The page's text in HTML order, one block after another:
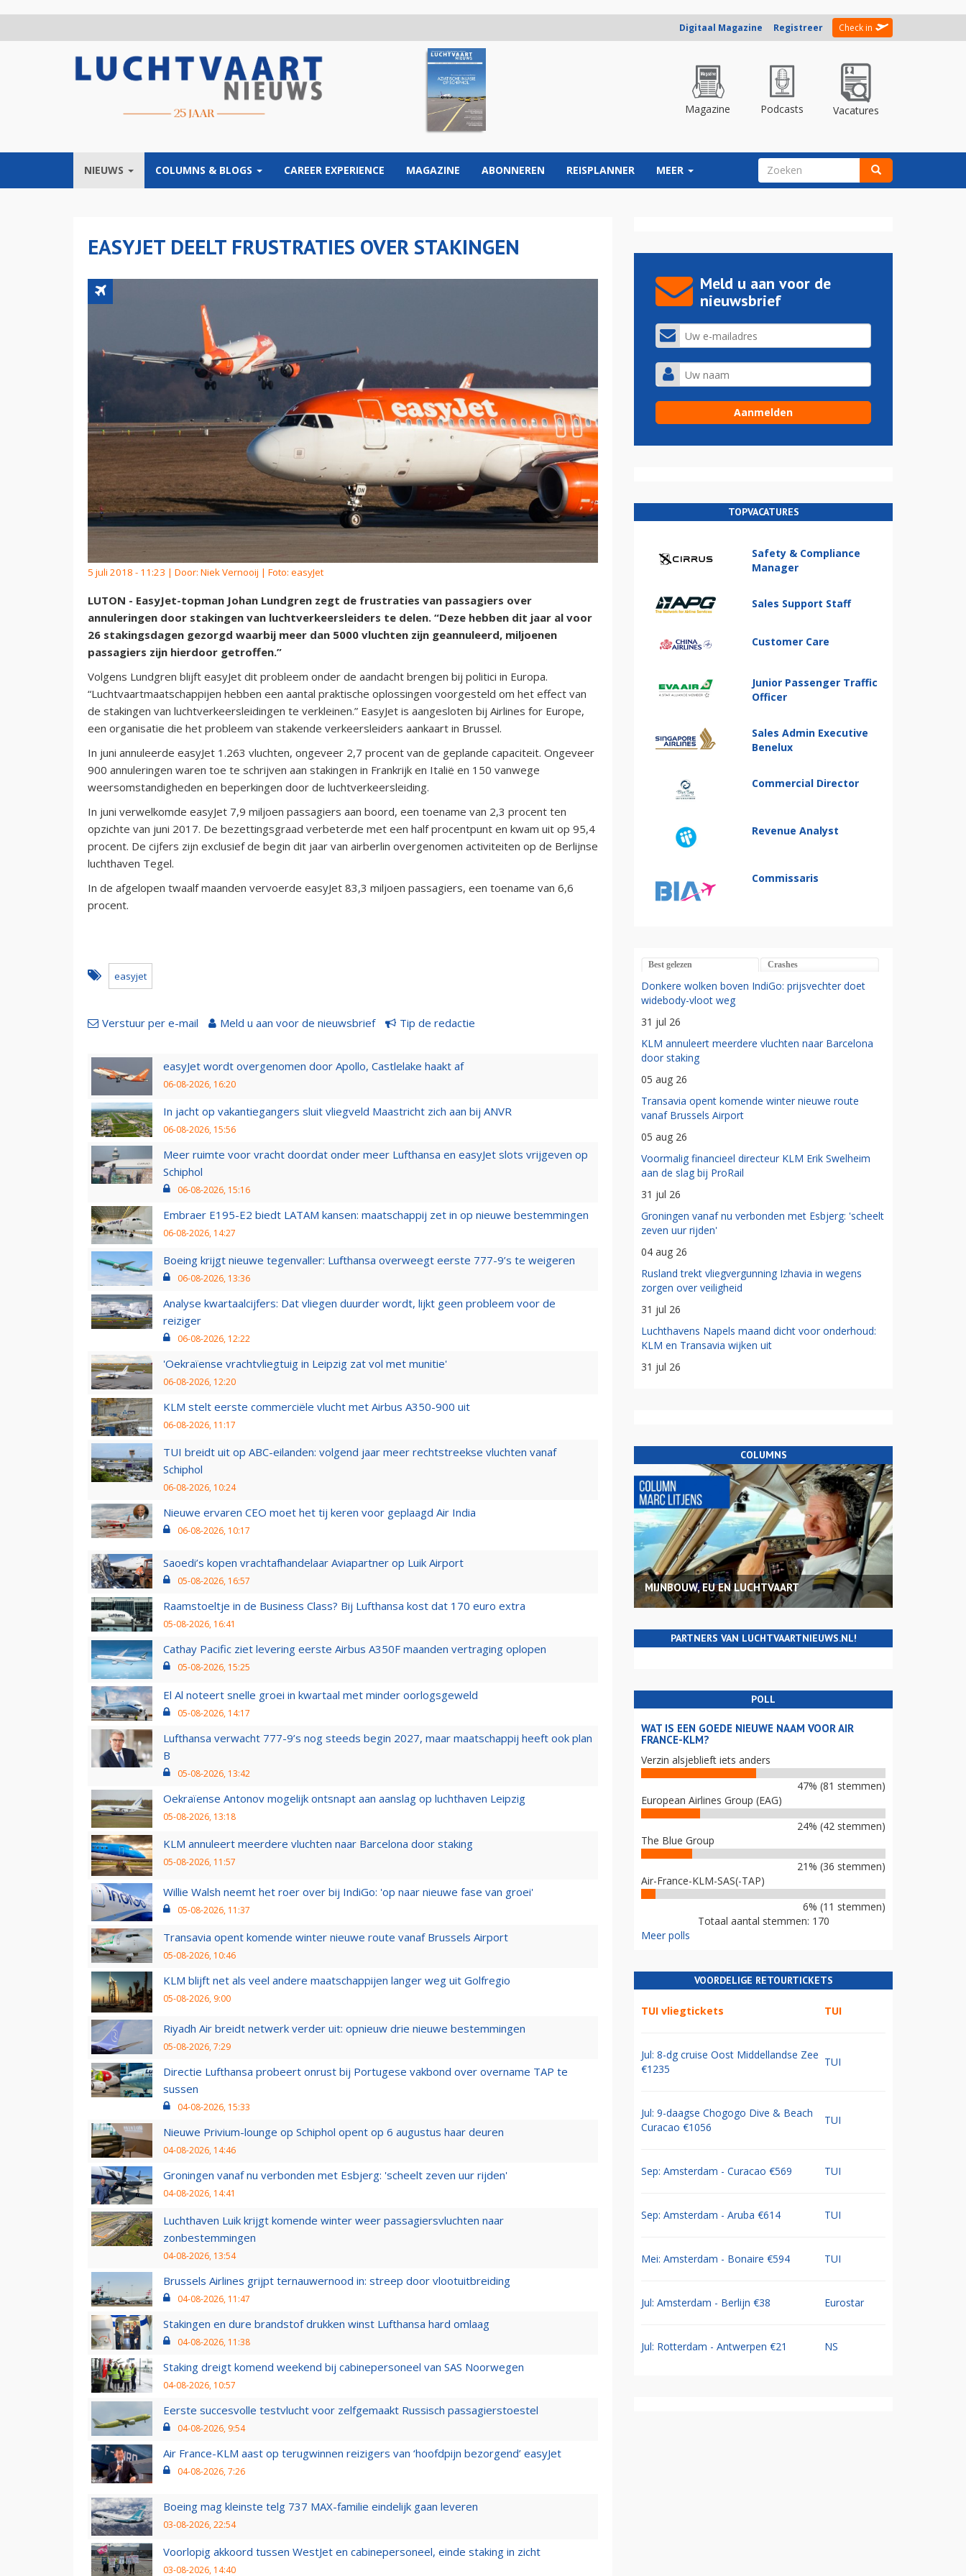
Digitaal Magazine Registreer Check in
Magazine Podcasts Vacatures
NIEUWS COLUMNS & BLOGS CAREER EXPERIENCE MAGAZINE ABONNEREN REISPLANNER MEER ZOEKVELD
EASYJET DEELT FRUSTRATIES OVER STAKINGEN
5 juli 2018 - 11:23 | Door: Niek Vernooij | Foto: easyJet
LUTON - EasyJet-topman Johan Lundgren zegt de frustraties van passagiers over
annuleringen door stakingen van luchtverkeersleiders te delen. “Deze hebben dit jaar al voor
26 stakingsdagen gezorgd waarbij meer dan 5000 vluchten zijn geannuleerd, miljoenen
passagiers zijn hierdoor getroffen.”
Volgens Lundgren blijft easyJet dit probleem onder de aandacht brengen bij politici in Europa.
“Luchtvaartmaatschappijen hebben een aantal praktische oplossingen voorgesteld om het effect van
de stakingen van luchtverkeersleidingen te verkleinen.” EasyJet is aangesloten bij Airlines for Europe,
een organisatie die het probleem van stakende verkeersleiders aankaart in Brussel.
In juni annuleerde easyJet 1.263 vluchten, ongeveer 2,7 procent van de geplande capaciteit. Ongeveer
900 annuleringen waren toe te schrijven aan stakingen in Frankrijk en Italië en 150 vanwege
weersomstandigheden en beperkingen door de luchtverkeersleiding.
In juni verwelkomde easyJet 7,9 miljoen passagiers aan boord, een toename van 2,3 procent ten
opzichte van juni 2017. De bezettingsgraad verbeterde met een half procentpunt en kwam uit op 95,4
procent. De cijfers zijn exclusief de begin dit jaar van airberlin overgenomen activiteiten op de Berlijnse
luchthaven Tegel.
In de afgelopen twaalf maanden vervoerde easyJet 83,3 miljoen passagiers, een toename van 6,6
procent.
easyjet
Verstuur per e-mail Meld u aan voor de nieuwsbrief Tip de redactie
easyJet wordt overgenomen door Apollo, Castlelake haakt af
06-08-2026, 16:20
In jacht op vakantiegangers sluit vliegveld Maastricht zich aan bij ANVR
06-08-2026, 15:56
Meer ruimte voor vracht doordat onder meer Lufthansa en easyJet slots vrijgeven op
Schiphol
06-08-2026, 15:16
Embraer E195-E2 biedt LATAM kansen: maatschappij zet in op nieuwe bestemmingen
06-08-2026, 14:27
Boeing krijgt nieuwe tegenvaller: Lufthansa overweegt eerste 777-9’s te weigeren
06-08-2026, 13:36
Analyse kwartaalcijfers: Dat vliegen duurder wordt, lijkt geen probleem voor de
reiziger
06-08-2026, 12:22
'Oekraïense vrachtvliegtuig in Leipzig zat vol met munitie'
06-08-2026, 12:20
KLM stelt eerste commerciële vlucht met Airbus A350-900 uit
06-08-2026, 11:17
TUI breidt uit op ABC-eilanden: volgend jaar meer rechtstreekse vluchten vanaf
Schiphol
06-08-2026, 10:24
Nieuwe ervaren CEO moet het tij keren voor geplaagd Air India
06-08-2026, 10:17
Saoedi’s kopen vrachtafhandelaar Aviapartner op Luik Airport
05-08-2026, 16:57
Raamstoeltje in de Business Class? Bij Lufthansa kost dat 170 euro extra
05-08-2026, 16:41
Cathay Pacific ziet levering eerste Airbus A350F maanden vertraging oplopen
05-08-2026, 15:25
El Al noteert snelle groei in kwartaal met minder oorlogsgeweld
05-08-2026, 14:17
Lufthansa verwacht 777-9’s nog steeds begin 2027, maar maatschappij heeft ook plan
B
05-08-2026, 13:42
Oekraïense Antonov mogelijk ontsnapt aan aanslag op luchthaven Leipzig
05-08-2026, 13:18
KLM annuleert meerdere vluchten naar Barcelona door staking
05-08-2026, 11:57
Willie Walsh neemt het roer over bij IndiGo: 'op naar nieuwe fase van groei'
05-08-2026, 11:37
Transavia opent komende winter nieuwe route vanaf Brussels Airport
05-08-2026, 10:46
KLM blijft net als veel andere maatschappijen langer weg uit Golfregio
05-08-2026, 9:00
Riyadh Air breidt netwerk verder uit: opnieuw drie nieuwe bestemmingen
05-08-2026, 7:29
Directie Lufthansa probeert onrust bij Portugese vakbond over overname TAP te
sussen
04-08-2026, 15:33
Nieuwe Privium-lounge op Schiphol opent op 6 augustus haar deuren
04-08-2026, 14:46
Groningen vanaf nu verbonden met Esbjerg: 'scheelt zeven uur rijden'
04-08-2026, 14:41
Luchthaven Luik krijgt komende winter weer passagiersvluchten naar
zonbestemmingen
04-08-2026, 13:54
Brussels Airlines grijpt ternauwernood in: streep door vlootuitbreiding
04-08-2026, 11:47
Stakingen en dure brandstof drukken winst Lufthansa hard omlaag
04-08-2026, 11:38
Staking dreigt komend weekend bij cabinepersoneel van SAS Noorwegen
04-08-2026, 10:57
Eerste succesvolle testvlucht voor zelfgemaakt Russisch passagierstoestel
04-08-2026, 9:54
Air France-KLM aast op terugwinnen reizigers van ‘hoofdpijn bezorgend’ easyJet
04-08-2026, 7:26
Boeing mag kleinste telg 737 MAX-familie eindelijk gaan leveren
03-08-2026, 22:54
Voorlopig akkoord tussen WestJet en cabinepersoneel, einde staking in zicht
03-08-2026, 14:40
Meld u aan voor de
nieuwsbrief
TOPVACATURES
Safety & Compliance
Manager
Sales Support Staff
Customer Care
Junior Passenger Traffic
Officer
Sales Admin Executive
Benelux
Commercial Director
Revenue Analyst
Commissaris
Best gelezen Crashes
Donkere wolken boven IndiGo: prijsvechter doet
widebody-vloot weg
31 jul 26
KLM annuleert meerdere vluchten naar Barcelona
door staking
05 aug 26
Transavia opent komende winter nieuwe route
vanaf Brussels Airport
05 aug 26
Voormalig financieel directeur KLM Erik Swelheim
aan de slag bij ProRail
31 jul 26
Groningen vanaf nu verbonden met Esbjerg: 'scheelt
zeven uur rijden'
04 aug 26
Rusland trekt vliegvergunning Izhavia in wegens
zorgen over veiligheid
31 jul 26
Luchthavens Napels maand dicht voor onderhoud:
KLM en Transavia wijken uit
31 jul 26
COLUMNS
MIJNBOUW, EU EN LUCHTVAART
PARTNERS VAN LUCHTVAARTNIEUWS.NL!
POLL
WAT IS EEN GOEDE NIEUWE NAAM VOOR AIR
FRANCE-KLM?
Verzin alsjeblieft iets anders
47% (81 stemmen)
European Airlines Group (EAG)
24% (42 stemmen)
The Blue Group
21% (36 stemmen)
Air-France-KLM-SAS(-TAP)
6% (11 stemmen)
Totaal aantal stemmen: 170
Meer polls
VOORDELIGE RETOURTICKETS
TUI vliegtickets TUI
Jul: 8-dg cruise Oost Middellandse Zee
€1235
TUI
Jul: 9-daagse Chogogo Dive & Beach
Curacao €1056
TUI
Sep: Amsterdam - Curacao €569 TUI
Sep: Amsterdam - Aruba €614 TUI
Mei: Amsterdam - Bonaire €594 TUI
Jul: Amsterdam - Berlijn €38 Eurostar
Jul: Rotterdam - Antwerpen €21 NS